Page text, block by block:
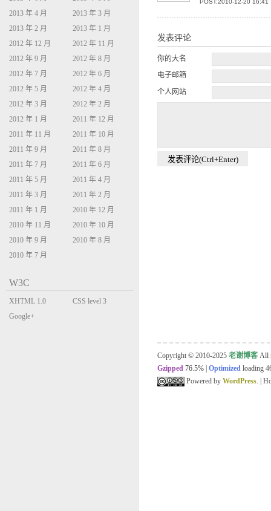
POST:2010-12-20 16:41
发表评论
你的大名
电子邮箱
个人网站
2013 年 4 月
2013 年 3 月
2013 年 2 月
2013 年 1 月
2012 年 12 月
2012 年 11 月
2012 年 9 月
2012 年 8 月
2012 年 7 月
2012 年 6 月
2012 年 5 月
2012 年 4 月
2012 年 3 月
2012 年 2 月
2012 年 1 月
2011 年 12 月
2011 年 11 月
2011 年 10 月
2011 年 9 月
2011 年 8 月
2011 年 7 月
2011 年 6 月
2011 年 5 月
2011 年 4 月
2011 年 3 月
2011 年 2 月
2011 年 1 月
2010 年 12 月
2010 年 11 月
2010 年 10 月
2010 年 9 月
2010 年 8 月
2010 年 7 月
W3C
XHTML 1.0
Transitional
CSS level 3
Google+
Copyright © 2010-2025 老谢博客 All
Gzipped 76.5% Optimized loading
Powered by WordPress. |